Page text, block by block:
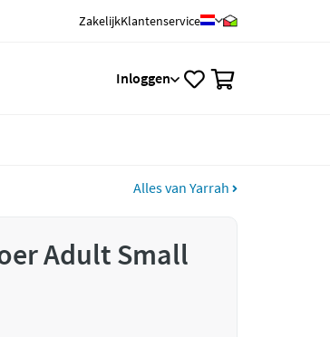
ZakelijkKlantenservice
Inloggen
Alles van Yarrah
Adult Small